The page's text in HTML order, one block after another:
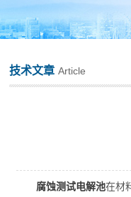
技术文章 Article
腐蚀测试电解池在材